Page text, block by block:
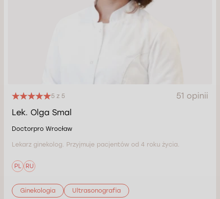
5 z 5
51 opinii
Lek. Olga Smal
Doctorpro Wrocław
Lekarz ginekolog. Przyjmuje pacjentów od 4 roku życia.
PL RU
Ginekologia Ultrasonografia